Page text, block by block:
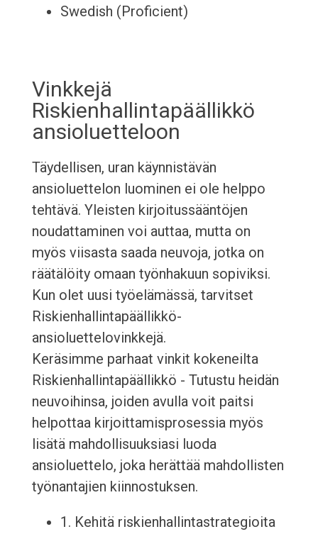
Swedish (Proficient)
Vinkkejä
Riskienhallintapäällikkö
ansioluetteloon
Täydellisen, uran käynnistävän
ansioluettelon luominen ei ole helppo
tehtävä. Yleisten kirjoitussääntöjen
noudattaminen voi auttaa, mutta on
myös viisasta saada neuvoja, jotka on
räätälöity omaan työnhakuun sopiviksi.
Kun olet uusi työelämässä, tarvitset
Riskienhallintapäällikkö-
ansioluettelovinkkejä.
Keräsimme parhaat vinkit kokeneilta
Riskienhallintapäällikkö - Tutustu heidän
neuvoihinsa, joiden avulla voit paitsi
helpottaa kirjoittamisprosessia myös
lisätä mahdollisuuksiasi luoda
ansioluettelo, joka herättää mahdollisten
työnantajien kiinnostuksen.
1. Kehitä riskienhallintastrategioita